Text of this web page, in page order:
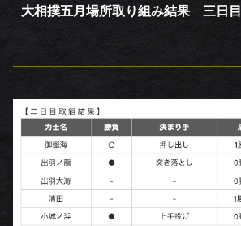
大相撲五月場所取り組み結果 三日目